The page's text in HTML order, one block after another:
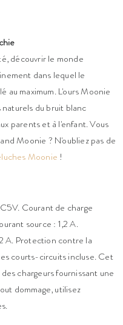
découvrir le monde
dans lequel le
au maximum. L'ours Moonie
du bruit blanc
parents et à l'enfant. Vous
Moonie ? N'oubliez pas de
Moonie !
Courant de charge
source : 1,2 A.
A. Protection contre la
courts-circuits incluse. Cet
chargeurs fournissant une
dommage, utilisez